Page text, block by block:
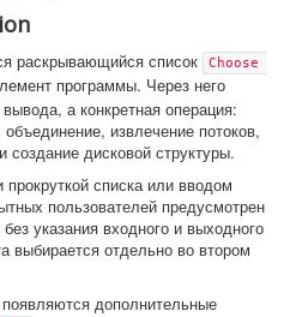
раскрывающийся список
Choose
программы. Через него
а конкретная операция:
извлечение потоков,
создание дисковой структуры.
списка или вводом
пользователей предусмотрен
указания входного и выходного
выбирается отдельно во втором
дополнительные